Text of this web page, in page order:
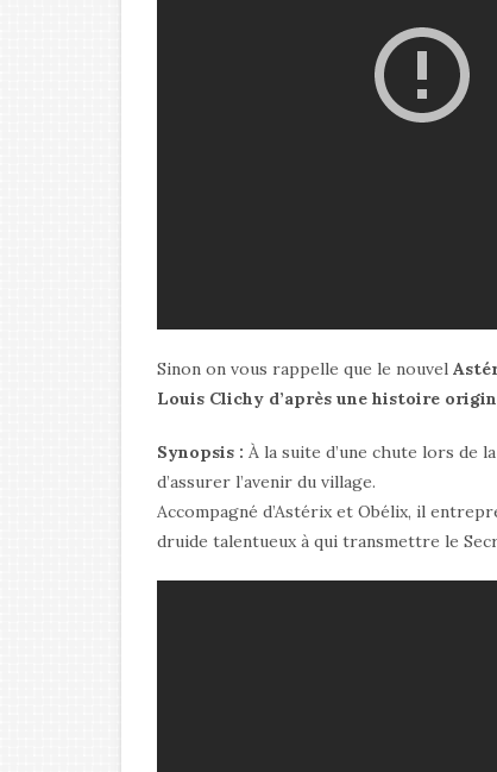
Sinon on vous rappelle que le nouvel
Louis Clichy d’après une histoire
Synopsis : À la suite d’une chute lors de
d’assurer l’avenir du village.
Accompagné d’Astérix et Obélix, il
druide talentueux à qui transmettre le